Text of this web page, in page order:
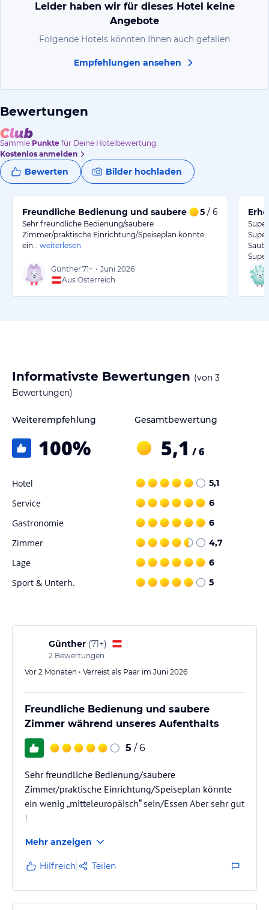
Leider haben wir für dieses Hotel keine
Angebote
Folgende Hotels könnten Ihnen auch gefallen
Empfehlungen ansehen
Bewertungen
Sammle Punkte für Deine Hotelbewertung.
Kostenlos anmelden
Bewerten Bilder hochladen
Freundliche Bedienung und saubere Zimmer
5 / 6
Sehr freundliche Bedienung/saubere
Zimmer/praktische Einrichtung/Speiseplan könnte
ein…
weiterlesen
Günther71+ • Juni 2026
Aus Österreich
Informativste Bewertungen (von 3
Bewertungen)
Weiterempfehlung
100%
Gesamtbewertung
5,1 / 6
Hotel 5,1
Service 6
Gastronomie 6
Zimmer 4,7
Lage 6
Sport & Unterh. 5
Günther (71+)
2 Bewertungen
Vor 2 Monaten • Verreist als Paar im Juni 2026
Freundliche Bedienung und saubere
Zimmer während unseres Aufenthalts
5 / 6
Sehr freundliche Bedienung/saubere
Zimmer/praktische Einrichtung/Speiseplan könnte
ein wenig „mitteleuropäisch“ sein/Essen Aber sehr gut
!
Mehr anzeigen
Hilfreich Teilen